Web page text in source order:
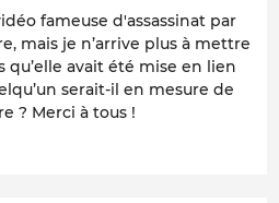
fameuse d'assassinat par
mais je n’arrive plus à mettre
qu’elle avait été mise en lien
serait-il en mesure de
? Merci à tous !